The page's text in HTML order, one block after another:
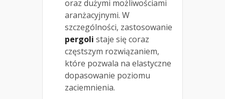
oraz dużymi możliwościami
aranżacyjnymi. W
szczególności, zastosowanie
pergoli staje się coraz
częstszym rozwiązaniem,
które pozwala na elastyczne
dopasowanie poziomu
zaciemnienia.